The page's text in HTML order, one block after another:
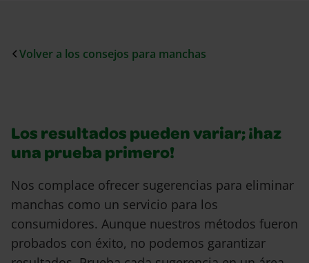
Volver a los consejos para manchas
Los resultados pueden variar; ¡haz
una prueba primero!
Nos complace ofrecer sugerencias para eliminar
manchas como un servicio para los
consumidores. Aunque nuestros métodos fueron
probados con éxito, no podemos garantizar